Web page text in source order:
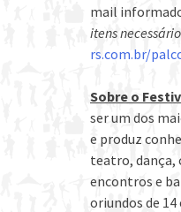
mail
itens
rs.com.br/
Sobre o
ser um dos
e produz
teatro, dança,
encontros e
oriundos de